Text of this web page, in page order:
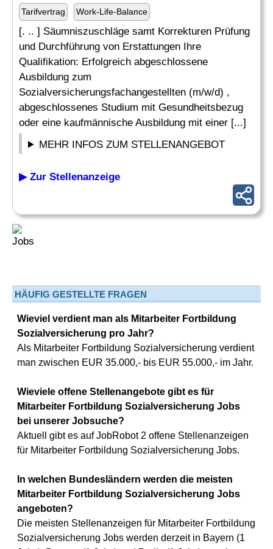
Tarifvertrag Work-Life-Balance
[. .. ] Säumniszuschläge samt Korrekturen Prüfung
und Durchführung von Erstattungen Ihre
Qualifikation: Erfolgreich abgeschlossene
Ausbildung zum
Sozialversicherungsfachangestellten (m/w/d) ,
abgeschlossenes Studium mit Gesundheitsbezug
oder eine kaufmännische Ausbildung mit einer [...]
MEHR INFOS ZUM STELLENANGEBOT
▶ Zur Stellenanzeige
HÄUFIG GESTELLTE FRAGEN
Wieviel verdient man als Mitarbeiter Fortbildung
Sozialversicherung pro Jahr?
Als Mitarbeiter Fortbildung Sozialversicherung verdient
man zwischen EUR 35.000,- bis EUR 55.000,- im Jahr.
Wieviele offene Stellenangebote gibt es für
Mitarbeiter Fortbildung Sozialversicherung Jobs
bei unserer Jobsuche?
Aktuell gibt es auf JobRobot 2 offene Stellenanzeigen
für Mitarbeiter Fortbildung Sozialversicherung Jobs.
In welchen Bundesländern werden die meisten
Mitarbeiter Fortbildung Sozialversicherung Jobs
angeboten?
Die meisten Stellenanzeigen für Mitarbeiter Fortbildung
Sozialversicherung Jobs werden derzeit in Bayern (1